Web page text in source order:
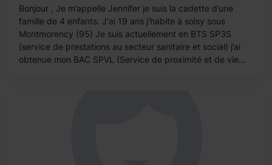
Bonjour , Je m’appelle Jennifer je suis la cadette d’une
famille de 4 enfants. J'ai 19 ans j'habite à soisy sous
Montmorency (95) Je suis actuellement en BTS SP3S
(service de prestations au secteur sanitaire et social) j’ai
obtenue mon BAC SPVL (Service de proximité et de vie...